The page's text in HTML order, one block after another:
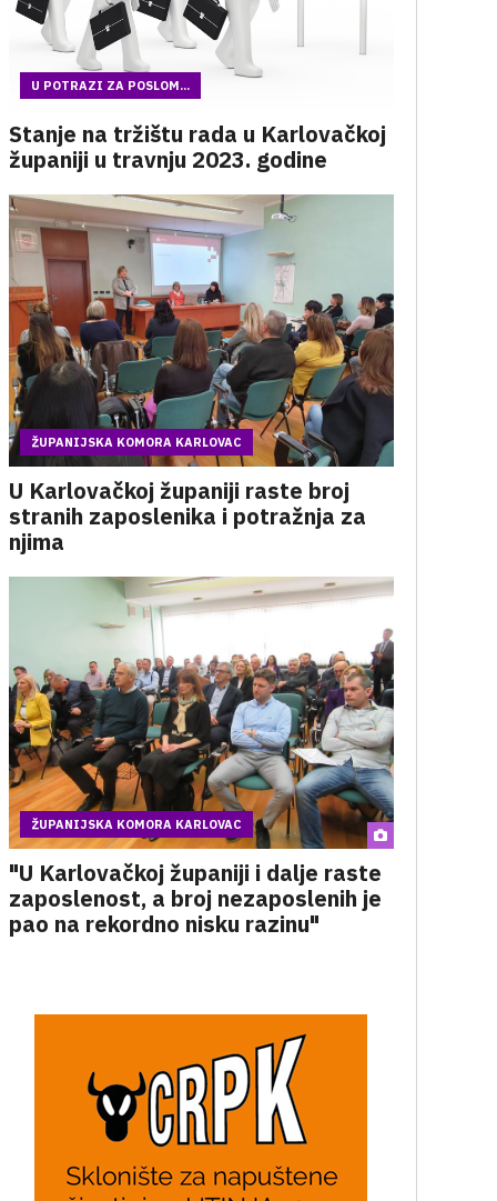
U POTRAZI ZA POSLOM...
Stanje na tržištu rada u Karlovačkoj
županiji u travnju 2023. godine
ŽUPANIJSKA KOMORA KARLOVAC
U Karlovačkoj županiji raste broj
stranih zaposlenika i potražnja za
njima
ŽUPANIJSKA KOMORA KARLOVAC
"U Karlovačkoj županiji i dalje raste
zaposlenost, a broj nezaposlenih je
pao na rekordno nisku razinu"